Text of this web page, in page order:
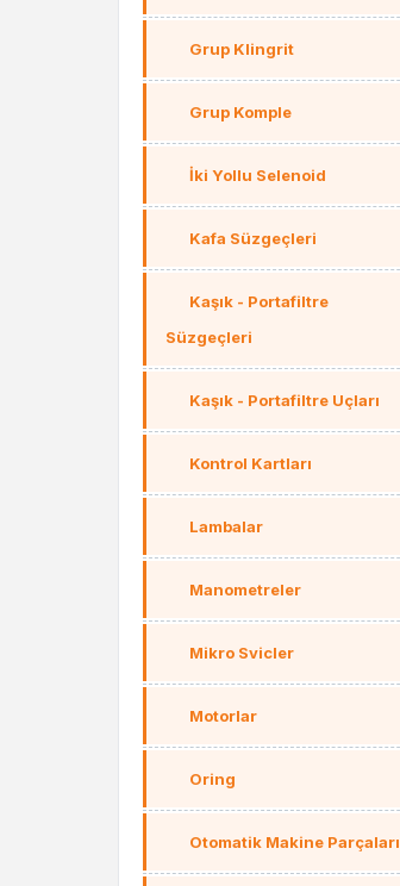
Grup Klingrit
Grup Komple
İki Yollu Selenoid
Kafa Süzgeçleri
Kaşık - Portafiltre
Süzgeçleri
Kaşık - Portafiltre Uçları
Kontrol Kartları
Lambalar
Manometreler
Mikro Svicler
Motorlar
Oring
Otomatik Makine Parçaları